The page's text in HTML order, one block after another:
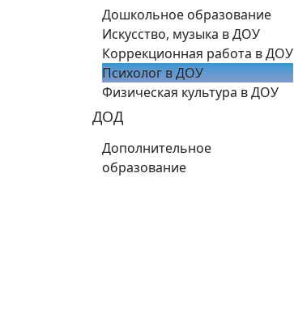
Дошкольное образование
Искусство, музыка в ДОУ
Коррекционная работа в ДОУ
Психолог в ДОУ
Физическая культура в ДОУ
ДОД
Дополнительное
образование